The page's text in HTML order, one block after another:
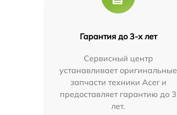
Гарантия до 3-х лет
Сервисный центр
устанавливает оригинальные
запчасти техники Acer и
предоставляет гарантию до 3
лет.